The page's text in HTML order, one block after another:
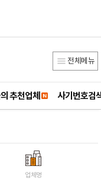
전체메뉴
추천업체 사기번호검
업체명